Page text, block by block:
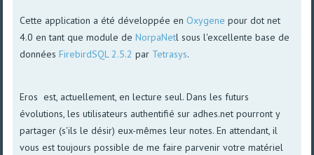
Cette application a été développée en Oxygene pour dot net
4.0 en tant que module deNorpaNetl sous l'excellente base de
donnéesFirebirdSQL 2.5.2 par Tetrasys.
Eros est, actuellement, en lecture seul. Dans les futurs
évolutions, les utilisateurs authentifié sur adhes.net pourront y
partager (s'ils le désir) eux-mêmes leur notes. En attendant, il
vous est toujours possible de me faire parvenir votre matériel